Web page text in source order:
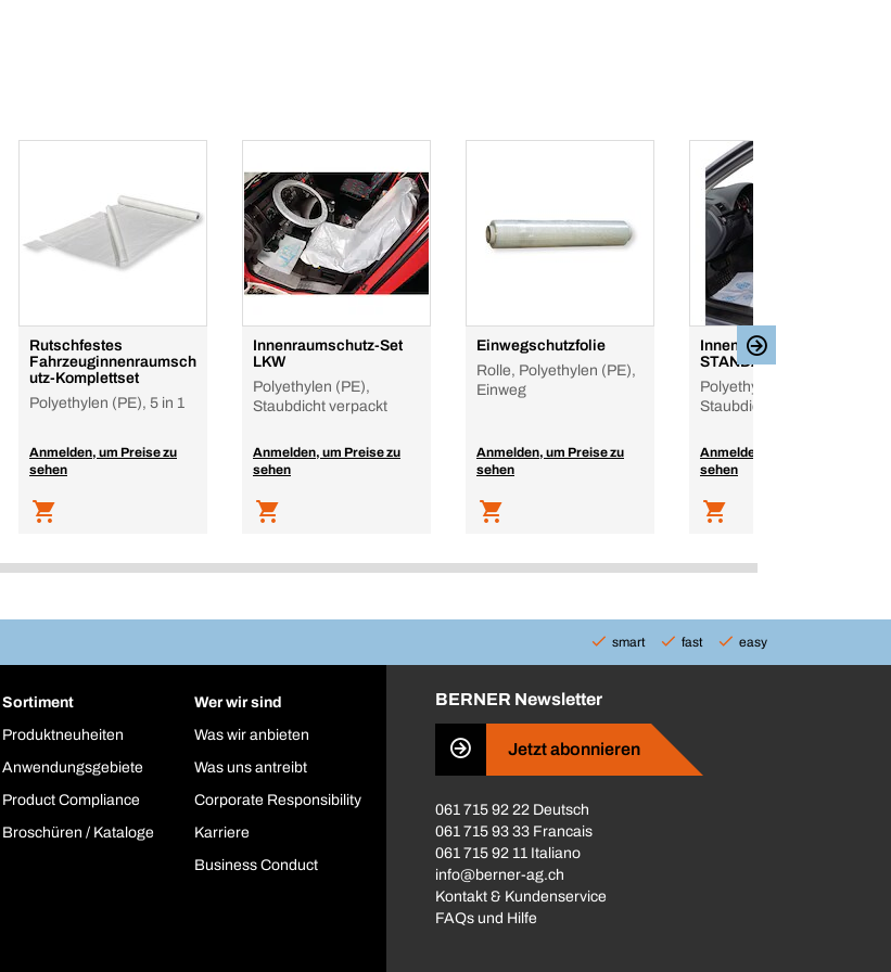
Rutschfestes
Fahrzeuginnenraumsch
utz-Komplettset
Polyethylen (PE), 5 in 1
Anmelden, um Preise zu
sehen
Innenraumschutz-Set
LKW
Polyethylen (PE),
Staubdicht verpackt
Anmelden, um Preise zu
sehen
Einwegschutzfolie
Rolle, Polyethylen (PE),
Einweg
Anmelden, um Preise zu
sehen
Innenraumschutz-Set,
STANDARDline
Polyethylen (PE),
Staubdicht verpackt
Anmelden, um Preise zu
sehen
smart fast easy
Sortiment
Produktneuheiten
Anwendungsgebiete
Product Compliance
Broschüren / Kataloge
Wer wir sind
Was wir anbieten
Was uns antreibt
Corporate Responsibility
Karriere
Business Conduct
BERNER Newsletter
Jetzt abonnieren
061 715 92 22 Deutsch
061 715 93 33 Francais
061 715 92 11 Italiano
info@berner-ag.ch
Kontakt & Kundenservice
FAQs und Hilfe